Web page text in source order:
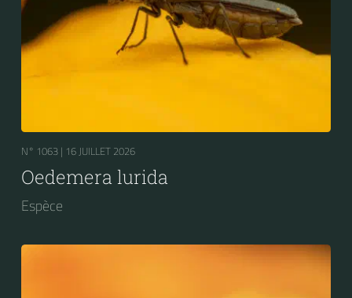
N° 1063 | 16 JUILLET 2026
Oedemera lurida
Espèce